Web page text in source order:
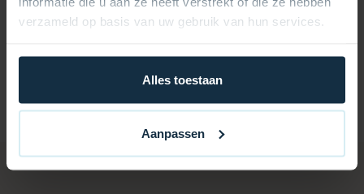
verzameld op basis van uw gebruik van hun services.
Alles toestaan
Aanpassen
ZWISCHENLAGEN-WINTERABDECKUNG Ø
Mit dieser Interline-Winterabdeckung mit einem
im Winter sauber und sicher.